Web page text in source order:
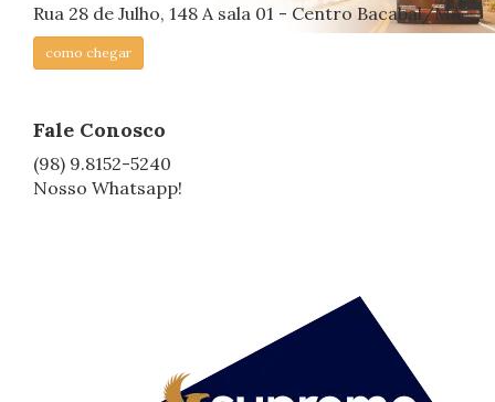
Rua 28 de Julho, 148 A sala 01 - Centro Bacabal/MA
como chegar
Fale Conosco
(98) 9.8152-5240
Nosso Whatsapp!